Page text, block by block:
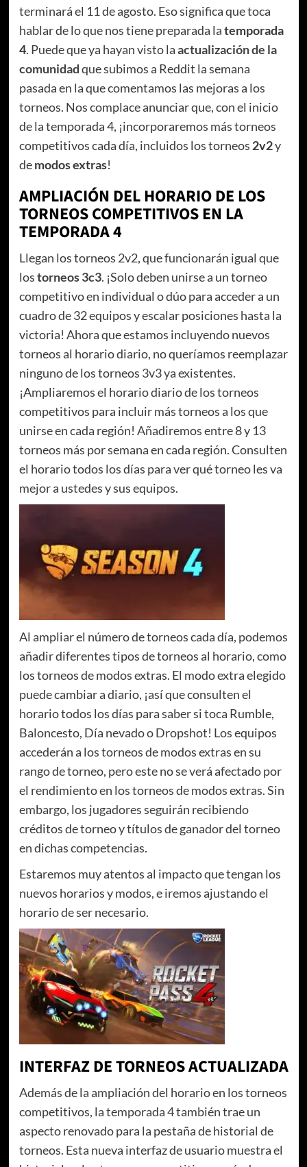
terminará el 11 de agosto. Eso significa que toca
hablar de lo que nos tiene preparada latemporada
4. Puede que ya hayan visto laactualización de la
comunidadque subimos a Reddit la semana
pasada en la que comentamos las mejoras a los
torneos. Nos complace anunciar que, con el inicio
de la temporada 4, ¡incorporaremos más torneos
competitivos cada día, incluidos los torneos 2v2y
demodos extras!
AMPLIACIÓN DEL HORARIO DE LOS
TORNEOS COMPETITIVOS EN LA
TEMPORADA 4
Llegan los torneos 2v2, que funcionarán igual que
lostorneos 3c3. ¡Solo deben unirse a un torneo
competitivo en individual o dúo para acceder a un
cuadro de 32 equipos y escalar posiciones hasta la
victoria! Ahora que estamos incluyendo nuevos
torneos al horario diario, no queríamos reemplazar
ninguno de los torneos 3v3 ya existentes.
¡Ampliaremos el horario diario de los torneos
competitivos para incluir más torneos a los que
unirse en cada región! Añadiremos entre 8 y 13
torneos más por semana en cada región. Consulten
el horario todos los días para ver qué torneo les va
mejor a ustedes y sus equipos.
Al ampliar el número de torneos cada día, podemos
añadir diferentes tipos de torneos al horario, como
los torneos de modos extras. El modo extra elegido
puede cambiar a diario, ¡así que consulten el
horario todos los días para saber si toca Rumble,
Baloncesto, Día nevado o Dropshot! Los equipos
accederán a los torneos de modos extras en su
rango de torneo, pero este no se verá afectado por
el rendimiento en los torneos de modos extras. Sin
embargo, los jugadores seguirán recibiendo
créditos de torneo y títulos de ganador del torneo
en dichas competencias.
Estaremos muy atentos al impacto que tengan los
nuevos horarios y modos, e iremos ajustando el
horario de ser necesario.
INTERFAZ DE TORNEOS ACTUALIZADA
Además de la ampliación del horario en los torneos
competitivos, la temporada 4 también trae un
aspecto renovado para la pestaña de historial de
torneos. Esta nueva interfaz de usuario muestra el